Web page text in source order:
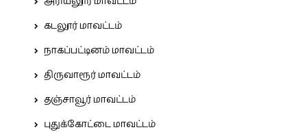
கடலூர் மாவட்டம்
நாகப்பட்டினம் மாவட்டம்
திருவாரூர் மாவட்டம்
தஞ்சாவூர் மாவட்டம்
புதுக்கோட்டை மாவட்டம்